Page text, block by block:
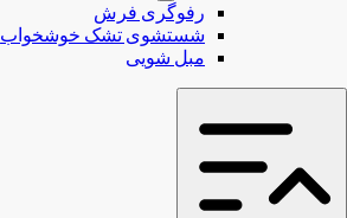
رفوگری فرش
شستشوی تشک خوشخواب
مبل شویی